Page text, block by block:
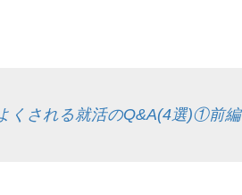
くされる就活のQ&A(4選)①前編